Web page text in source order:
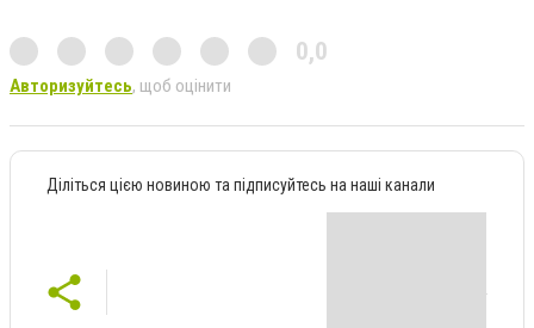
0,0
Авторизуйтесь, щоб оцінити
Діліться цією новиною та підписуйтесь на наші канали